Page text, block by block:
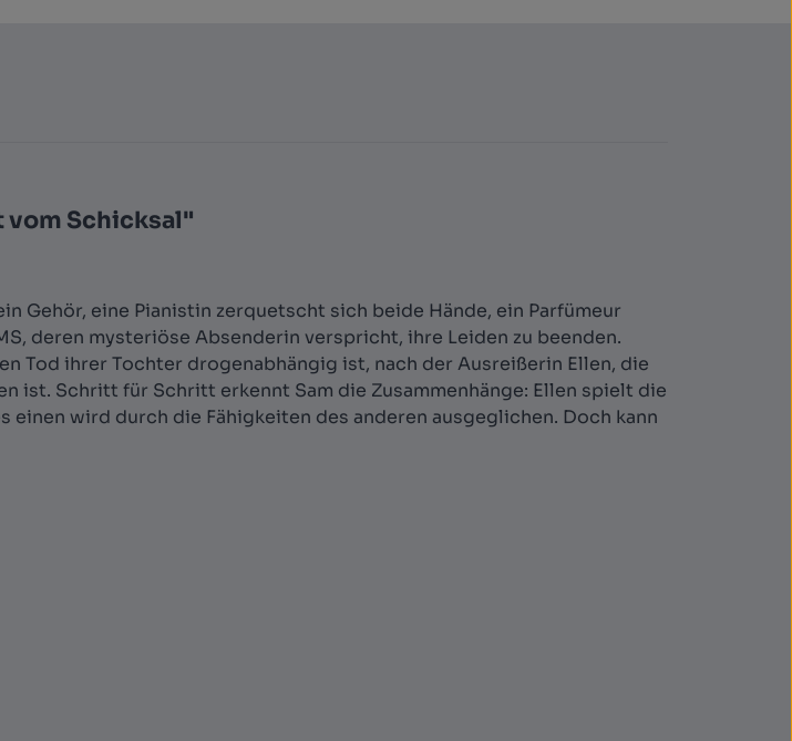
Schicksal"
Gehör, eine Pianistin zerquetscht sich beide Hände, ein Parfümeur
deren mysteriöse Absenderin verspricht, ihre Leiden zu beenden.
Tod ihrer Tochter drogenabhängig ist, nach der Ausreißerin Ellen, die
ist. Schritt für Schritt erkennt Sam die Zusammenhänge: Ellen spielt die
einen wird durch die Fähigkeiten des anderen ausgeglichen. Doch kann